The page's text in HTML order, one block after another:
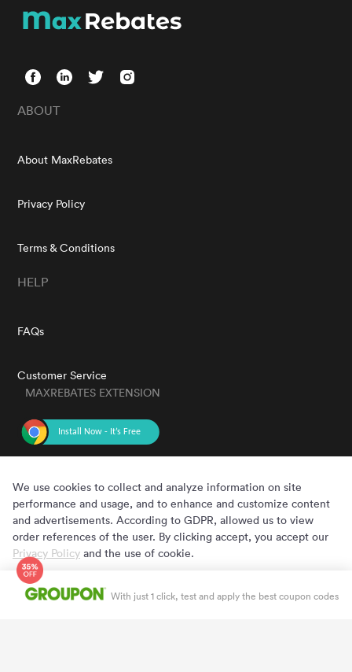
ABOUT
About MaxRebates
Privacy Policy
Terms & Conditions
HELP
FAQs
Customer Service
MAXREBATES EXTENSION
Copyright © 2020 - 2022 MaxRebates.com. All Rights Reserved.
With just 1 click, test and apply the best coupon codes
We use cookies to collect and analyze information on site
performance and usage, and to enhance and customize content
and advertisements. According to GDPR, allowed us to view
order references of the user. By clicking accept, you accept our
Privacy Policy and the use of cookie.
Cookie Preferences